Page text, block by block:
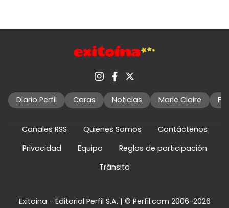
Diario Perfil Caras Noticias Marie Claire
Canales RSS Quienes Somos
Contáctenos
Privacidad
Equipo
Reglas de participación
Tránsito
Exitoina - Editorial Perfil S.A. | © Perfil.com 2006-2026